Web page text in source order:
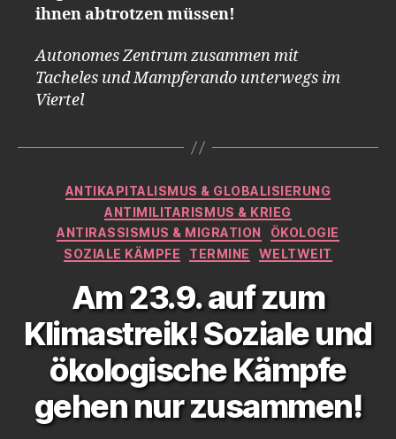
ihnen abtrotzen müssen!
Autonomes Zentrum zusammen mit
Tacheles und Mampferando unterwegs im
Viertel
Kategorien
ANTIKAPITALISMUS & GLOBALISIERUNG
ANTIMILITARISMUS & KRIEG
ANTIRASSISMUS & MIGRATION
ÖKOLOGIE
SOZIALE KÄMPFE
TERMINE WELTWEIT
Am 23.9. auf zum
Klimastreik! Soziale und
ökologische Kämpfe
gehen nur zusammen!